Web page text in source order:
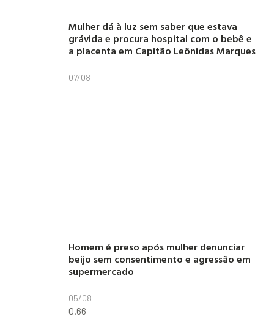
Mulher dá à luz sem saber que estava
grávida e procura hospital com o bebê e
a placenta em Capitão Leônidas Marques
07/08
Homem é preso após mulher denunciar
beijo sem consentimento e agressão em
supermercado
05/08